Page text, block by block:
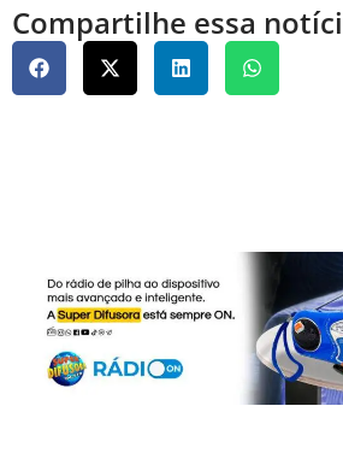
Compartilhe essa